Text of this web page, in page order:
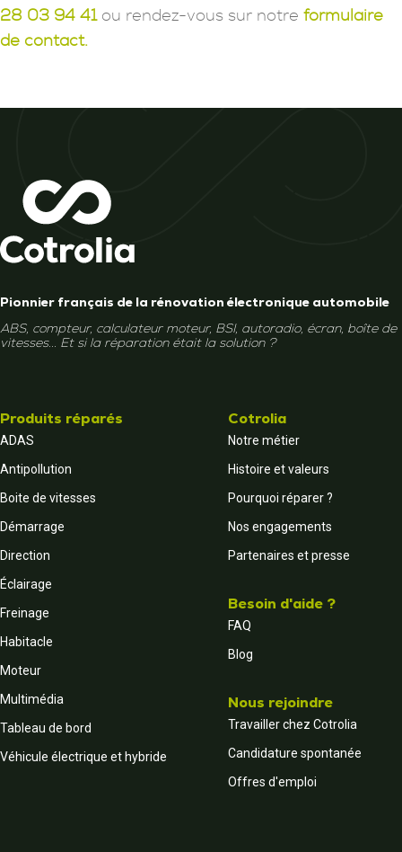
28 03 94 41ou rendez-vous sur notre formulaire
de contact.
Pionnier français de la rénovation électronique automobile
ABS, compteur, calculateur moteur, BSI, autoradio, écran, boîte de
vitesses... Et si la réparation était la solution ?
Produits réparés
ADAS
Antipollution
Boite de vitesses
Démarrage
Direction
Éclairage
Freinage
Habitacle
Moteur
Multimédia
Tableau de bord
Véhicule électrique et hybride
Cotrolia
Notre métier
Histoire et valeurs
Pourquoi réparer ?
Nos engagements
Partenaires et presse
Besoin d'aide ?
FAQ
Blog
Nous rejoindre
Travailler chez Cotrolia
Candidature spontanée
Offres d'emploi